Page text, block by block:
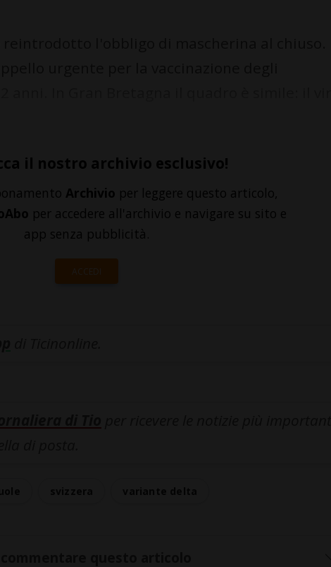
il nostro archivio esclusivo!
Archivio per leggere questo articolo,
per accedere all'archivio e navigare su sito e
app senza pubblicità.
ACCEDI